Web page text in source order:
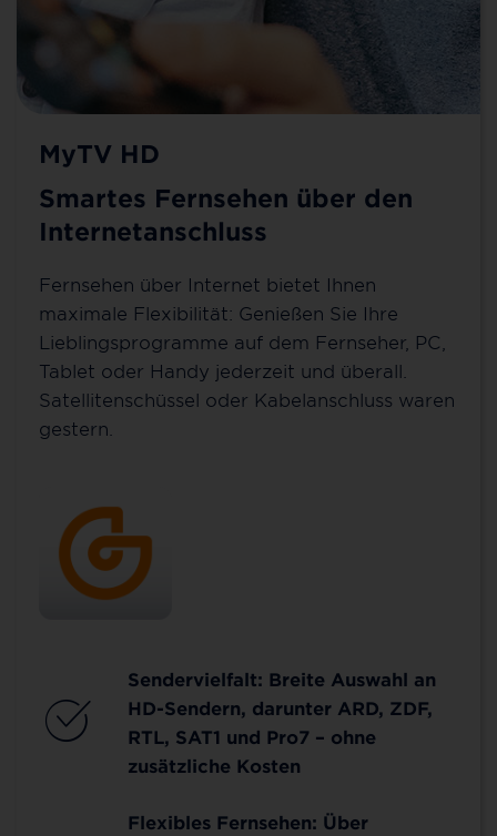
MyTV HD
Smartes Fernsehen über den
Internetanschluss
Fernsehen über Internet bietet Ihnen
maximale Flexibilität: Genießen Sie Ihre
Lieblingsprogramme auf dem Fernseher, PC,
Tablet oder Handy jederzeit und überall.
Satellitenschüssel oder Kabelanschluss waren
gestern.
Sendervielfalt: Breite Auswahl an
HD-Sendern, darunter ARD, ZDF,
RTL, SAT1 und Pro7 – ohne
zusätzliche Kosten
Flexibles Fernsehen: Über